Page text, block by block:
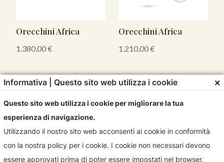
Orecchini Africa
1.380,00€
Orecchini Africa
1.210,00€
Informativa | Questo sito web utilizza i cookie ×
Questo sito web utilizza i cookie per migliorare la tua
esperienza di navigazione.
Utilizzando il nostro sito web acconsenti ai cookie in conformità
con la nostra policy per i cookie. I cookie non necessari devono
essere approvati prima di poter essere impostati nel browser.